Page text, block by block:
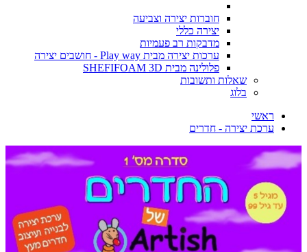
חוברות יצירה וצביעה
יצירה כללי
מדבקות רב פעמיות
ערכות יצירה מבית Play way - חושבים יצירה
פלולינה מבית SHEFIFOAM 3D
שאלות ותשובות
בלוג
ראשי
ערכת יצירה - חדרים